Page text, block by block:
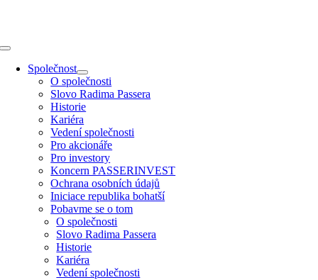
Toggle
NavigationSpolečnost
O společnosti
Slovo Radima Passera
Historie
Kariéra
Vedení společnosti
Pro akcionáře
Pro investory
Koncern PASSERINVEST
Ochrana osobních údajů
Iniciace republika bohatší
Pobavme se o tom
O společnosti
Slovo Radima Passera
Historie
Kariéra
Vedení společnosti